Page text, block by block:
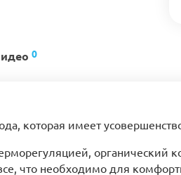
0
которая имеет
органический
что необходимо для